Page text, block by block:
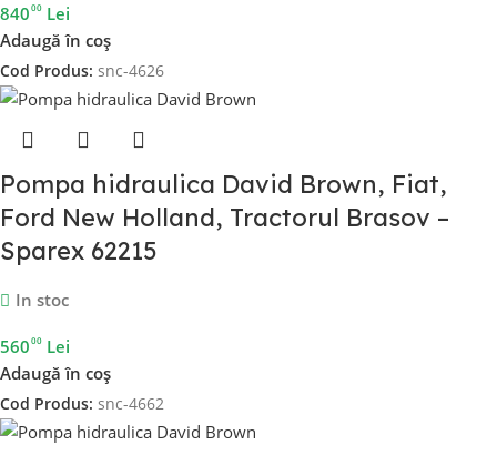
84000 Lei
Adaugă în coș
Cod Produs: snc-4626
Pompa hidraulica David Brown, Fiat,
Ford New Holland, Tractorul Brasov –
Sparex 62215
In stoc
56000 Lei
Adaugă în coș
Cod Produs: snc-4662